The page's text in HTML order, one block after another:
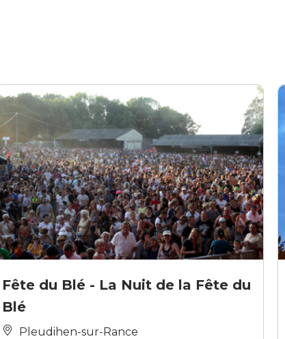
Fête du Blé - La Nuit de la Fête du
Blé
Pleudihen-sur-Rance